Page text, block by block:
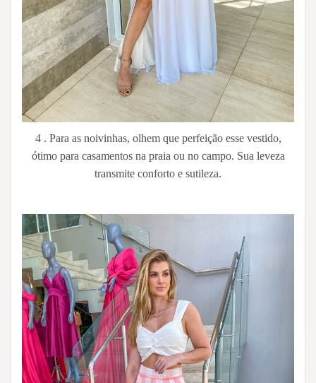
4 . Para as noivinhas, olhem que perfeição esse vestido,
ótimo para casamentos na praia ou no campo. Sua leveza
transmite conforto e sutileza.